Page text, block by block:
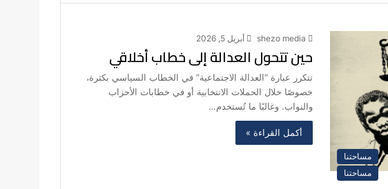
مساحتنا
shezo media أبريل 5, 2026
حين تتحول العدالة إلى خطاب أخلاقي
تتكرر عبارة “العدالة الاجتماعية” في الخطاب السياسي بكثرة،
خصوصًا خلال الحملات الانتخابية أو في خطابات الأحزاب
والنواب. وغالبًا ما تُستخدم…
أكمل القراءة »
مساحتنا